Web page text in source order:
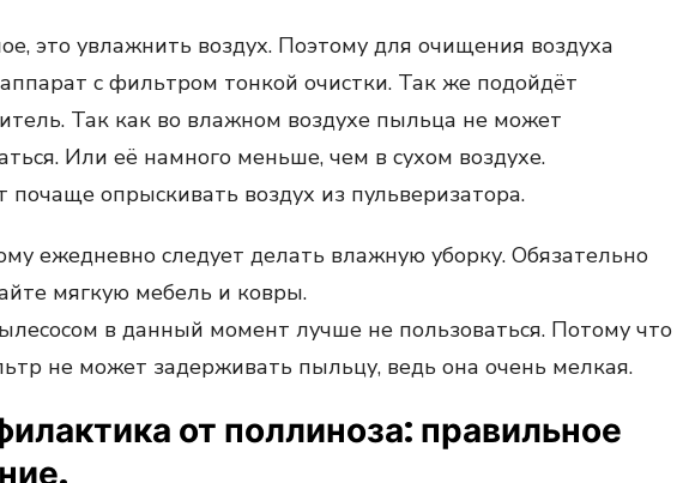
это увлажнить воздух. Поэтому для очищения воздуха
с фильтром тонкой очистки. Так же подойдёт
Так как во влажном воздухе пыльца не может
Или её намного меньше, чем в сухом воздухе.
почаще опрыскивать воздух из пульверизатора.
ежедневно следует делать влажную уборку. Обязательно
мягкую мебель и ковры.
в данный момент лучше не пользоваться. Потому что
не может задерживать пыльцу, ведь она очень мелкая.
от поллиноза: правильное